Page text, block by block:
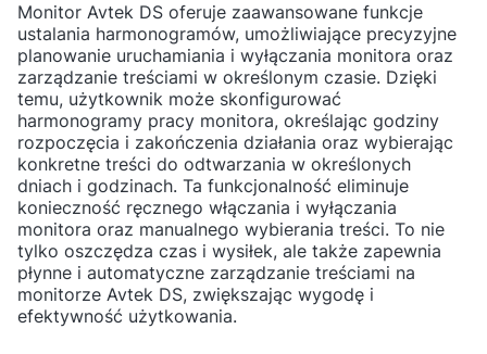
Monitor Avtek DS oferuje zaawansowane funkcje
ustalania harmonogramów, umożliwiające precyzyjne
planowanie uruchamiania i wyłączania monitora oraz
zarządzanie treściami w określonym czasie. Dzięki
temu, użytkownik może skonfigurować
harmonogramy pracy monitora, określając godziny
rozpoczęcia i zakończenia działania oraz wybierając
konkretne treści do odtwarzania w określonych
dniach i godzinach. Ta funkcjonalność eliminuje
konieczność ręcznego włączania i wyłączania
monitora oraz manualnego wybierania treści. To nie
tylko oszczędza czas i wysiłek, ale także zapewnia
płynne i automatyczne zarządzanie treściami na
monitorze Avtek DS, zwiększając wygodę i
efektywność użytkowania.